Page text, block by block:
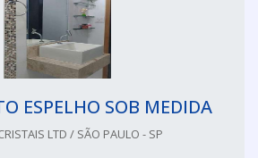
ESPELHO SOB MEDIDA
LTD / SÃO PAULO - SP